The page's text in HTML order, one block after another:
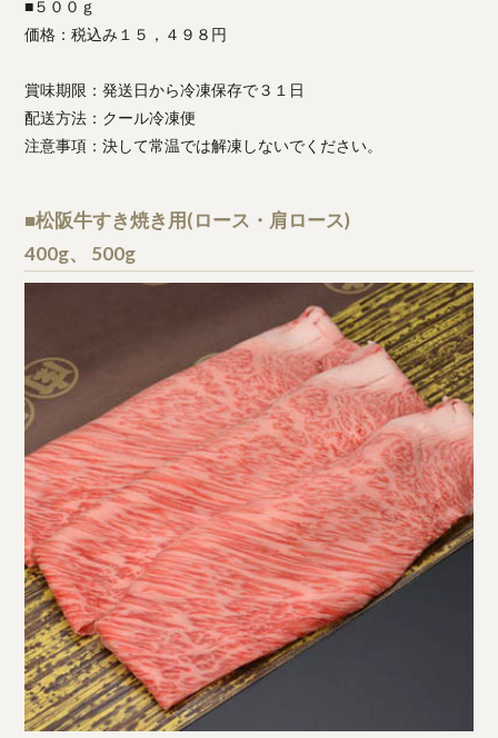
■５００ｇ
価格：税込み１５，４９８円
賞味期限：発送日から冷凍保存で３１日
配送方法：クール冷凍便
注意事項：決して常温では解凍しないでください。
■松阪牛すき焼き用(ロース・肩ロース)
400g、 500g